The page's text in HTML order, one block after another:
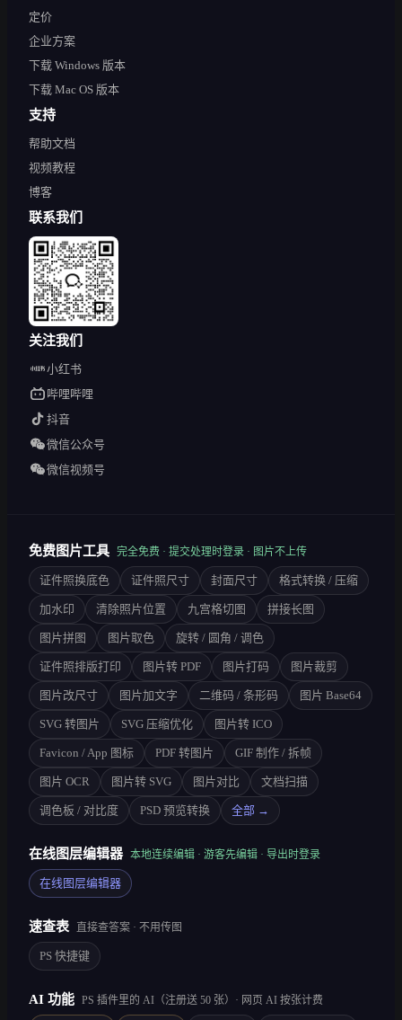
定价
企业方案
下载 Windows 版本
下载 Mac OS 版本
支持
帮助文档
视频教程
博客
联系我们
关注我们
小红书
哔哩哔哩
抖音
微信公众号
微信视频号
免费图片工具 完全免费 · 提交处理时登录 · 图片不上传
证件照换底色 证件照尺寸 封面尺寸 格式转换 / 压缩
加水印 清除照片位置 九宫格切图 拼接长图
图片拼图 图片取色 旋转 / 圆角 / 调色
证件照排版打印 图片转 PDF 图片打码 图片裁剪
图片改尺寸 图片加文字 二维码 / 条形码 图片 Base64
SVG 转图片 SVG 压缩优化 图片转 ICO
Favicon / App 图标 PDF 转图片 GIF 制作 / 拆帧
图片 OCR 图片转 SVG 图片对比 文档扫描
调色板 / 对比度 PSD 预览转换 全部 →
在线图层编辑器 本地连续编辑 · 游客先编辑 · 导出时登录
在线图层编辑器
速查表 直接查答案 · 不用传图
PS 快捷键
AI 功能 PS 插件里的 AI（注册送 50 张）· 网页 AI 按张计费